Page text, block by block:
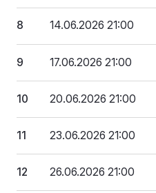
8 14.06.2026 21:00
9 17.06.2026 21:00
10 20.06.2026 21:00
11 23.06.2026 21:00
12 26.06.2026 21:00